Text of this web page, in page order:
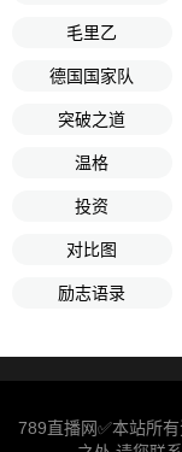
毛里乙
德国国家队
突破之道
温格
投资
对比图
励志语录
789直播网✅本站所